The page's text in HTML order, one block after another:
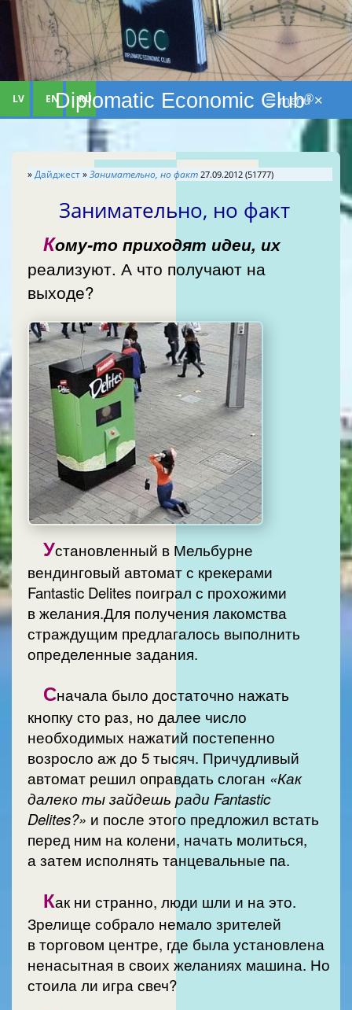
Diplomatic Economic Club®
LV EN RU ☰ menu ✕
»Дайджест»Занимательно, но факт 27.09.2012 (51777)
Занимательно, но факт
Кому-то приходят идеи, их
реализуют. А что получают на
выходе?
Установленный в Мельбурне
вендинговый автомат с крекерами
Fantastic Delites поиграл с прохожими
в желания.Для получения лакомства
страждущим предлагалось выполнить
определенные задания.
Сначала было достаточно нажать
кнопку сто раз, но далее число
необходимых нажатий постепенно
возросло аж до 5 тысяч. Причудливый
автомат решил оправдать слоган «Как
далеко ты зайдешь ради Fantastic
Delites?» и после этого предложил встать
перед ним на колени, начать молиться,
а затем исполнять танцевальные па.
Как ни странно, люди шли и на это.
Зрелище собрало немало зрителей
в торговом центре, где была установлена
ненасытная в своих желаниях машина. Но
стоила ли игра свеч?